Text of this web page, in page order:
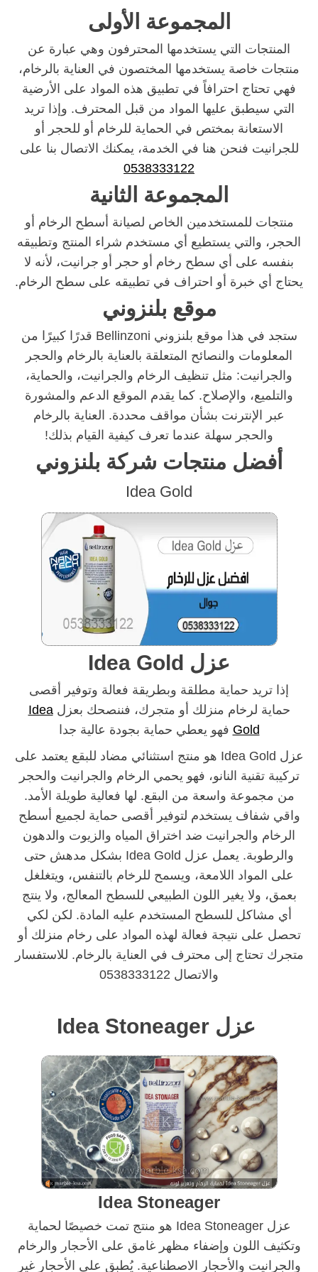
المجموعة الأولى
المنتجات التي يستخدمها المحترفون وهي عبارة عن
منتجات خاصة يستخدمها المختصون في العناية بالرخام،
فهي تحتاج احترافاً في تطبيق هذه المواد على الأرضية
التي سيطبق عليها المواد من قبل المحترف. وإذا تريد
الاستعانة بمختص في الحماية للرخام أو للحجر أو
للجرانيت فنحن هنا في الخدمة، يمكنك الاتصال بنا على
0538333122
المجموعة الثانية
منتجات للمستخدمين الخاص لصيانة أسطح الرخام أو
الحجر، والتي يستطيع أي مستخدم شراء المنتج وتطبيقه
بنفسه على أي سطح رخام أو حجر أو جرانيت، لأنه لا
يحتاج أي خبرة أو احتراف في تطبيقه على سطح الرخام.
موقع بلنزوني
ستجد في هذا موقع بلنزوني Bellinzoni قدرًا كبيرًا من
المعلومات والنصائح المتعلقة بالعناية بالرخام والحجر
والجرانيت: مثل تنظيف الرخام والجرانيت، والحماية،
والتلميع، والإصلاح. كما يقدم الموقع الدعم والمشورة
عبر الإنترنت بشأن مواقف محددة. العناية بالرخام
والحجر سهلة عندما تعرف كيفية القيام بذلك!
أفضل منتجات شركة بلنزوني
Idea Gold
عزل Idea Gold
إذا تريد حماية مطلقة وبطريقة فعالة وتوفير أقصى
حماية لرخام منزلك أو متجرك، فننصحك بعزلIdea
Gold فهو يعطي حماية بجودة عالية جدا
عزل Idea Gold هو منتج استثنائي مضاد للبقع يعتمد على
تركيبة تقنية النانو، فهو يحمي الرخام والجرانيت والحجر
من مجموعة واسعة من البقع. لها فعالية طويلة الأمد.
واقي شفاف يستخدم لتوفير أقصى حماية لجميع أسطح
الرخام والجرانيت ضد اختراق المياه والزيوت والدهون
والرطوبة. يعمل عزل Idea Gold بشكل مدهش حتى
على المواد اللامعة، ويسمح للرخام بالتنفس، ويتغلغل
بعمق، ولا يغير اللون الطبيعي للسطح المعالج، ولا ينتج
أي مشاكل للسطح المستخدم عليه المادة. لكن لكي
تحصل على نتيجة فعالة لهذه المواد على رخام منزلك أو
متجرك تحتاج إلى محترف في العناية بالرخام. للاستفسار
والاتصال 0538333122
عزل Idea Stoneager
Idea Stoneager
عزل Idea Stoneager هو منتج تمت خصيصًا لحماية
وتكثيف اللون وإضفاء مظهر غامق على الأحجار والرخام
والجرانيت والأحجار الاصطناعية. يُطبق على الأحجار غير